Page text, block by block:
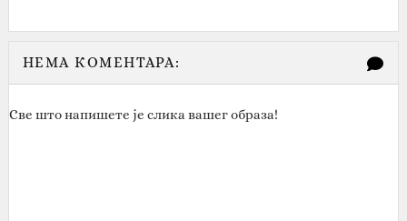
НЕМА КОМЕНТАРА:
Све што напишете је слика вашег образа!